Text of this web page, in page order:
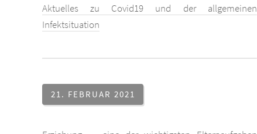
Aktuelles zu Covid19 und der allgemeinen
Infektsituation
21. FEBRUAR 2021